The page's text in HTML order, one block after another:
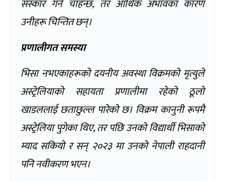
संस्कार गर्न चाहन्छ, तर आर्थिक अभावका कारण
उनीहरू चिन्तित छन्।
प्रणालीगत समस्या
भिसा नभएकाहरूको दयनीय अवस्था विक्रमको मृत्युले
अस्ट्रेलियाको सहायता प्रणालीमा रहेको ठूलो
खाडललाई छताछुल्ल पारेको छ। विक्रम कानुनी रूपमै
अस्ट्रेलिया पुगेका थिए,तर पछि उनको विद्यार्थी भिसाको
म्याद सकियो र सन् २०२३ मा उनको नेपाली राहदानी
पनि नवीकरण भएन।